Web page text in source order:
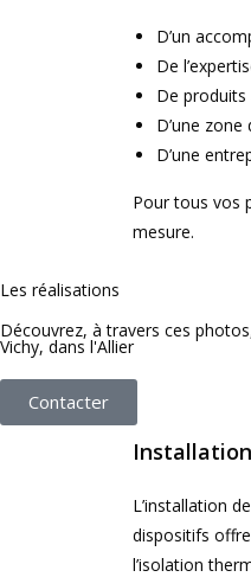
D’un
De
De
D’une
D’une
Pour tous vos
mesure.
Les réalisations
Découvrez, à travers ces
Vichy, dans l'Allier
Contacter
L’installation
dispositifs
l’isolation